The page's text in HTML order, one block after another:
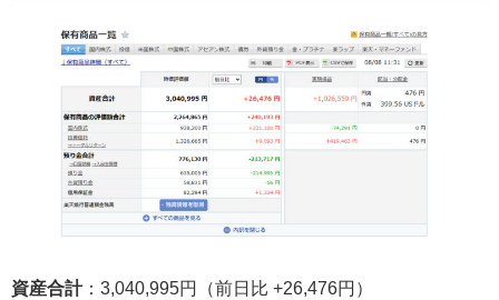
資産合計：3,040,995円（前日比 +26,476円）